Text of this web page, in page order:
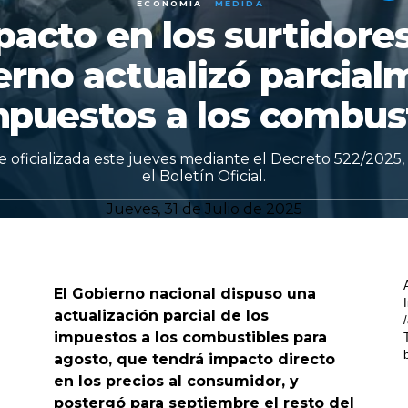
ECONOMÍA MEDIDA
en los
actualizó
a los
oficializada este jueves mediante el Decreto 522/
el Boletín Oficial.
Jueves, 31 de Julio de 2025
El Gobierno nacional dispuso una
actualización parcial de los
impuestos a los combustibles para
agosto, que tendrá impacto directo
en los precios al consumidor, y
postergó para septiembre el resto del